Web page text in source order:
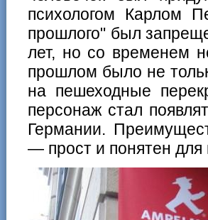
психологом Карлом
прошлого" был
лет, но со временем
прошлом было не
на пешеходные
персонаж стал
Германии.
— прост и понятен для